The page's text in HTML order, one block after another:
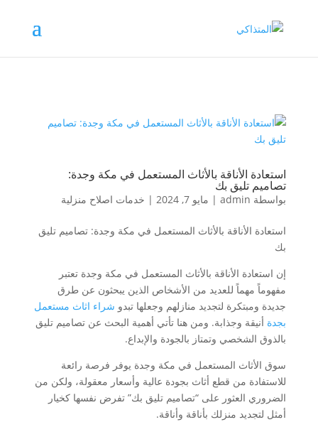
استعادة الأناقة بالأثاث المستعمل في مكة وجدة:
تصاميم تليق بك
بواسطة admin
| مايو 7, 2024 | خدمات اصلاح منزلية
استعادة الأناقة بالأثاث المستعمل في مكة وجدة: تصاميم تليق
بك
إن استعادة الأناقة بالأثاث المستعمل في مكة وجدة تعتبر
مفهوماً مهماً للعديد من الأشخاص الذين يبحثون عن طرق
جديدة ومبتكرة لتجديد منازلهم وجعلها تبدو شراء اثاث مستعمل
بجدة أنيقة وجذابة. ومن هنا تأتي أهمية البحث عن تصاميم تليق
بالذوق الشخصي وتمتاز بالجودة والإبداع.
سوق الأثاث المستعمل في مكة وجدة يوفر فرصة رائعة
للاستفادة من قطع أثاث بجودة عالية وأسعار معقولة، ولكن من
الضروري العثور على “تصاميم تليق بك” تفرض نفسها كخيار
أمثل لتجديد منزلك بأناقة وأناقة.